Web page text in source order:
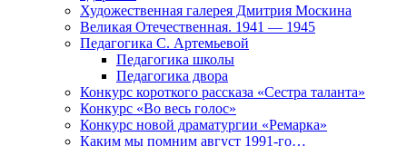
Художественная галерея Дмитрия Москина
Великая Отечественная. 1941 — 1945
Педагогика С. Артемьевой
Педагогика школы
Педагогика двора
Конкурс короткого рассказа «Сестра таланта»
Конкурс «Во весь голос»
Конкурс новой драматургии «Ремарка»
Каким мы помним август 1991-го…